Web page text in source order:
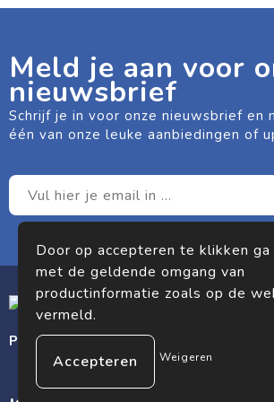
Meld je aan voor
nieuwsbrief
Schrijf je in voor onze nieuwsbrief en
één van onze leuke aanbiedingen of
Premium gifts. Premium impact.
Door op accepteren te klikken
met de geldende omgang van
productinformatie zoals op de
vermeld.
Weigeren